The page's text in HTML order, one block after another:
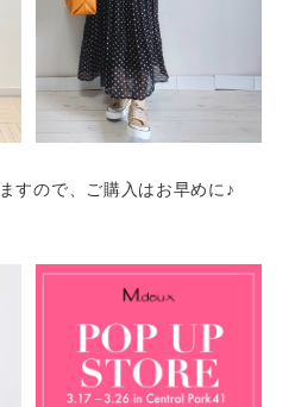
すので、ご購入はお早めに♪